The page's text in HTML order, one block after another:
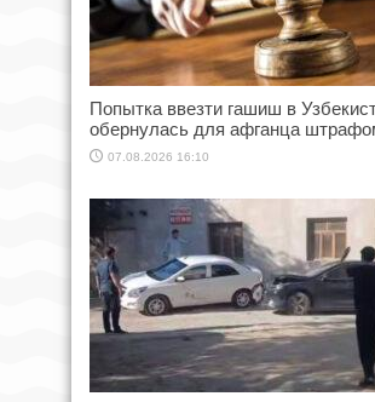
Попытка ввезти гашиш в
обернулась для афганца
07.08.2026 16:10